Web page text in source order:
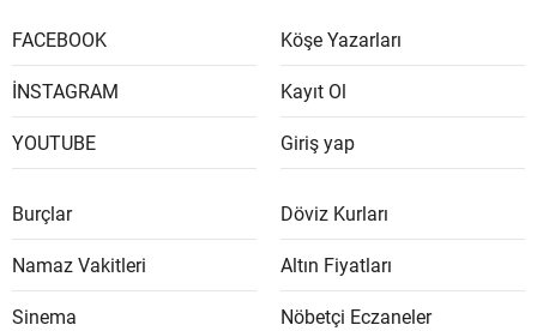
FACEBOOK
İNSTAGRAM
YOUTUBE
Köşe Yazarları
Kayıt Ol
Giriş yap
Burçlar
Namaz Vakitleri
Sinema
Döviz Kurları
Altın Fiyatları
Nöbetçi Eczaneler